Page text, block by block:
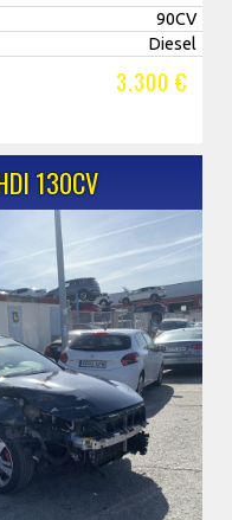
90CV
Diesel
3.300 €
130CV